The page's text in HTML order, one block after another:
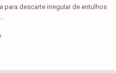
para descarte irregular de entulhos